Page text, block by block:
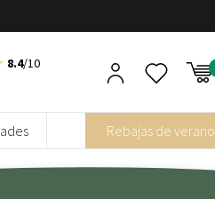
8.4/10
Rebajas de verano